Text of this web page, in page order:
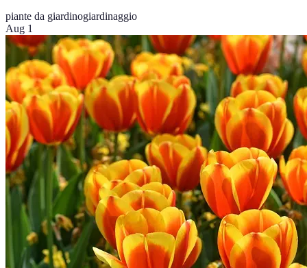
piante da giardinogiardinaggio
Aug 1